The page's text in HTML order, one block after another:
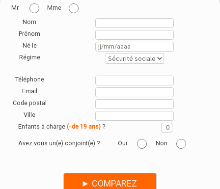
Mr
Mme
Nom
Prénom
Né le
Régime
Téléphone
Email
Code postal
Ville
Enfants à charge(- de 19 ans)?
Avez vous un(e) conjoint(e) ? Oui Non